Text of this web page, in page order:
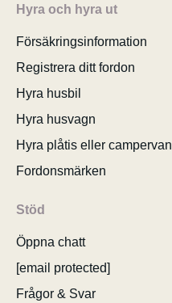
Hyra och hyra ut
Försäkringsinformation
Registrera ditt fordon
Hyra husbil
Hyra husvagn
Hyra plåtis eller campervan
Fordonsmärken
Stöd
Öppna chatt
[email protected]
Frågor & Svar